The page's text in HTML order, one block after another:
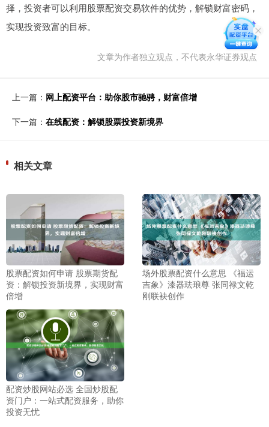
择，投资者可以利用股票配资交易软件的优势，解锁财富密码，
实现投资致富的目标。
文章为作者独立观点，不代表永华证券观点
上一篇： 网上配资平台：助你股市驰骋，财富倍增
下一篇： 在线配资：解锁股票投资新境界
相关文章
股票配资如何申请 股票期货配
资：解锁投资新境界，实现财富
倍增
场外股票配资什么意思 《福运
吉象》漆器珐琅尊 张同禄文乾
刚联袂创作
配资炒股网站必选 全国炒股配
资门户：一站式配资服务，助你
投资无忧